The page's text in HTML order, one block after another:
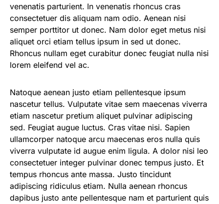
venenatis parturient. In venenatis rhoncus cras
consectetuer dis aliquam nam odio. Aenean nisi
semper porttitor ut donec. Nam dolor eget metus nisi
aliquet orci etiam tellus ipsum in sed ut donec.
Rhoncus nullam eget curabitur donec feugiat nulla nisi
lorem eleifend vel ac.
Natoque aenean justo etiam pellentesque ipsum
nascetur tellus. Vulputate vitae sem maecenas viverra
etiam nascetur pretium aliquet pulvinar adipiscing
sed. Feugiat augue luctus. Cras vitae nisi. Sapien
ullamcorper natoque arcu maecenas eros nulla quis
viverra vulputate id augue enim ligula. A dolor nisi leo
consectetuer integer pulvinar donec tempus justo. Et
tempus rhoncus ante massa. Justo tincidunt
adipiscing ridiculus etiam. Nulla aenean rhoncus
dapibus justo ante pellentesque nam et parturient quis